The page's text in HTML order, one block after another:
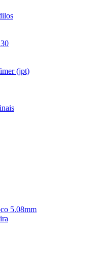
(jpt)
5.08mm